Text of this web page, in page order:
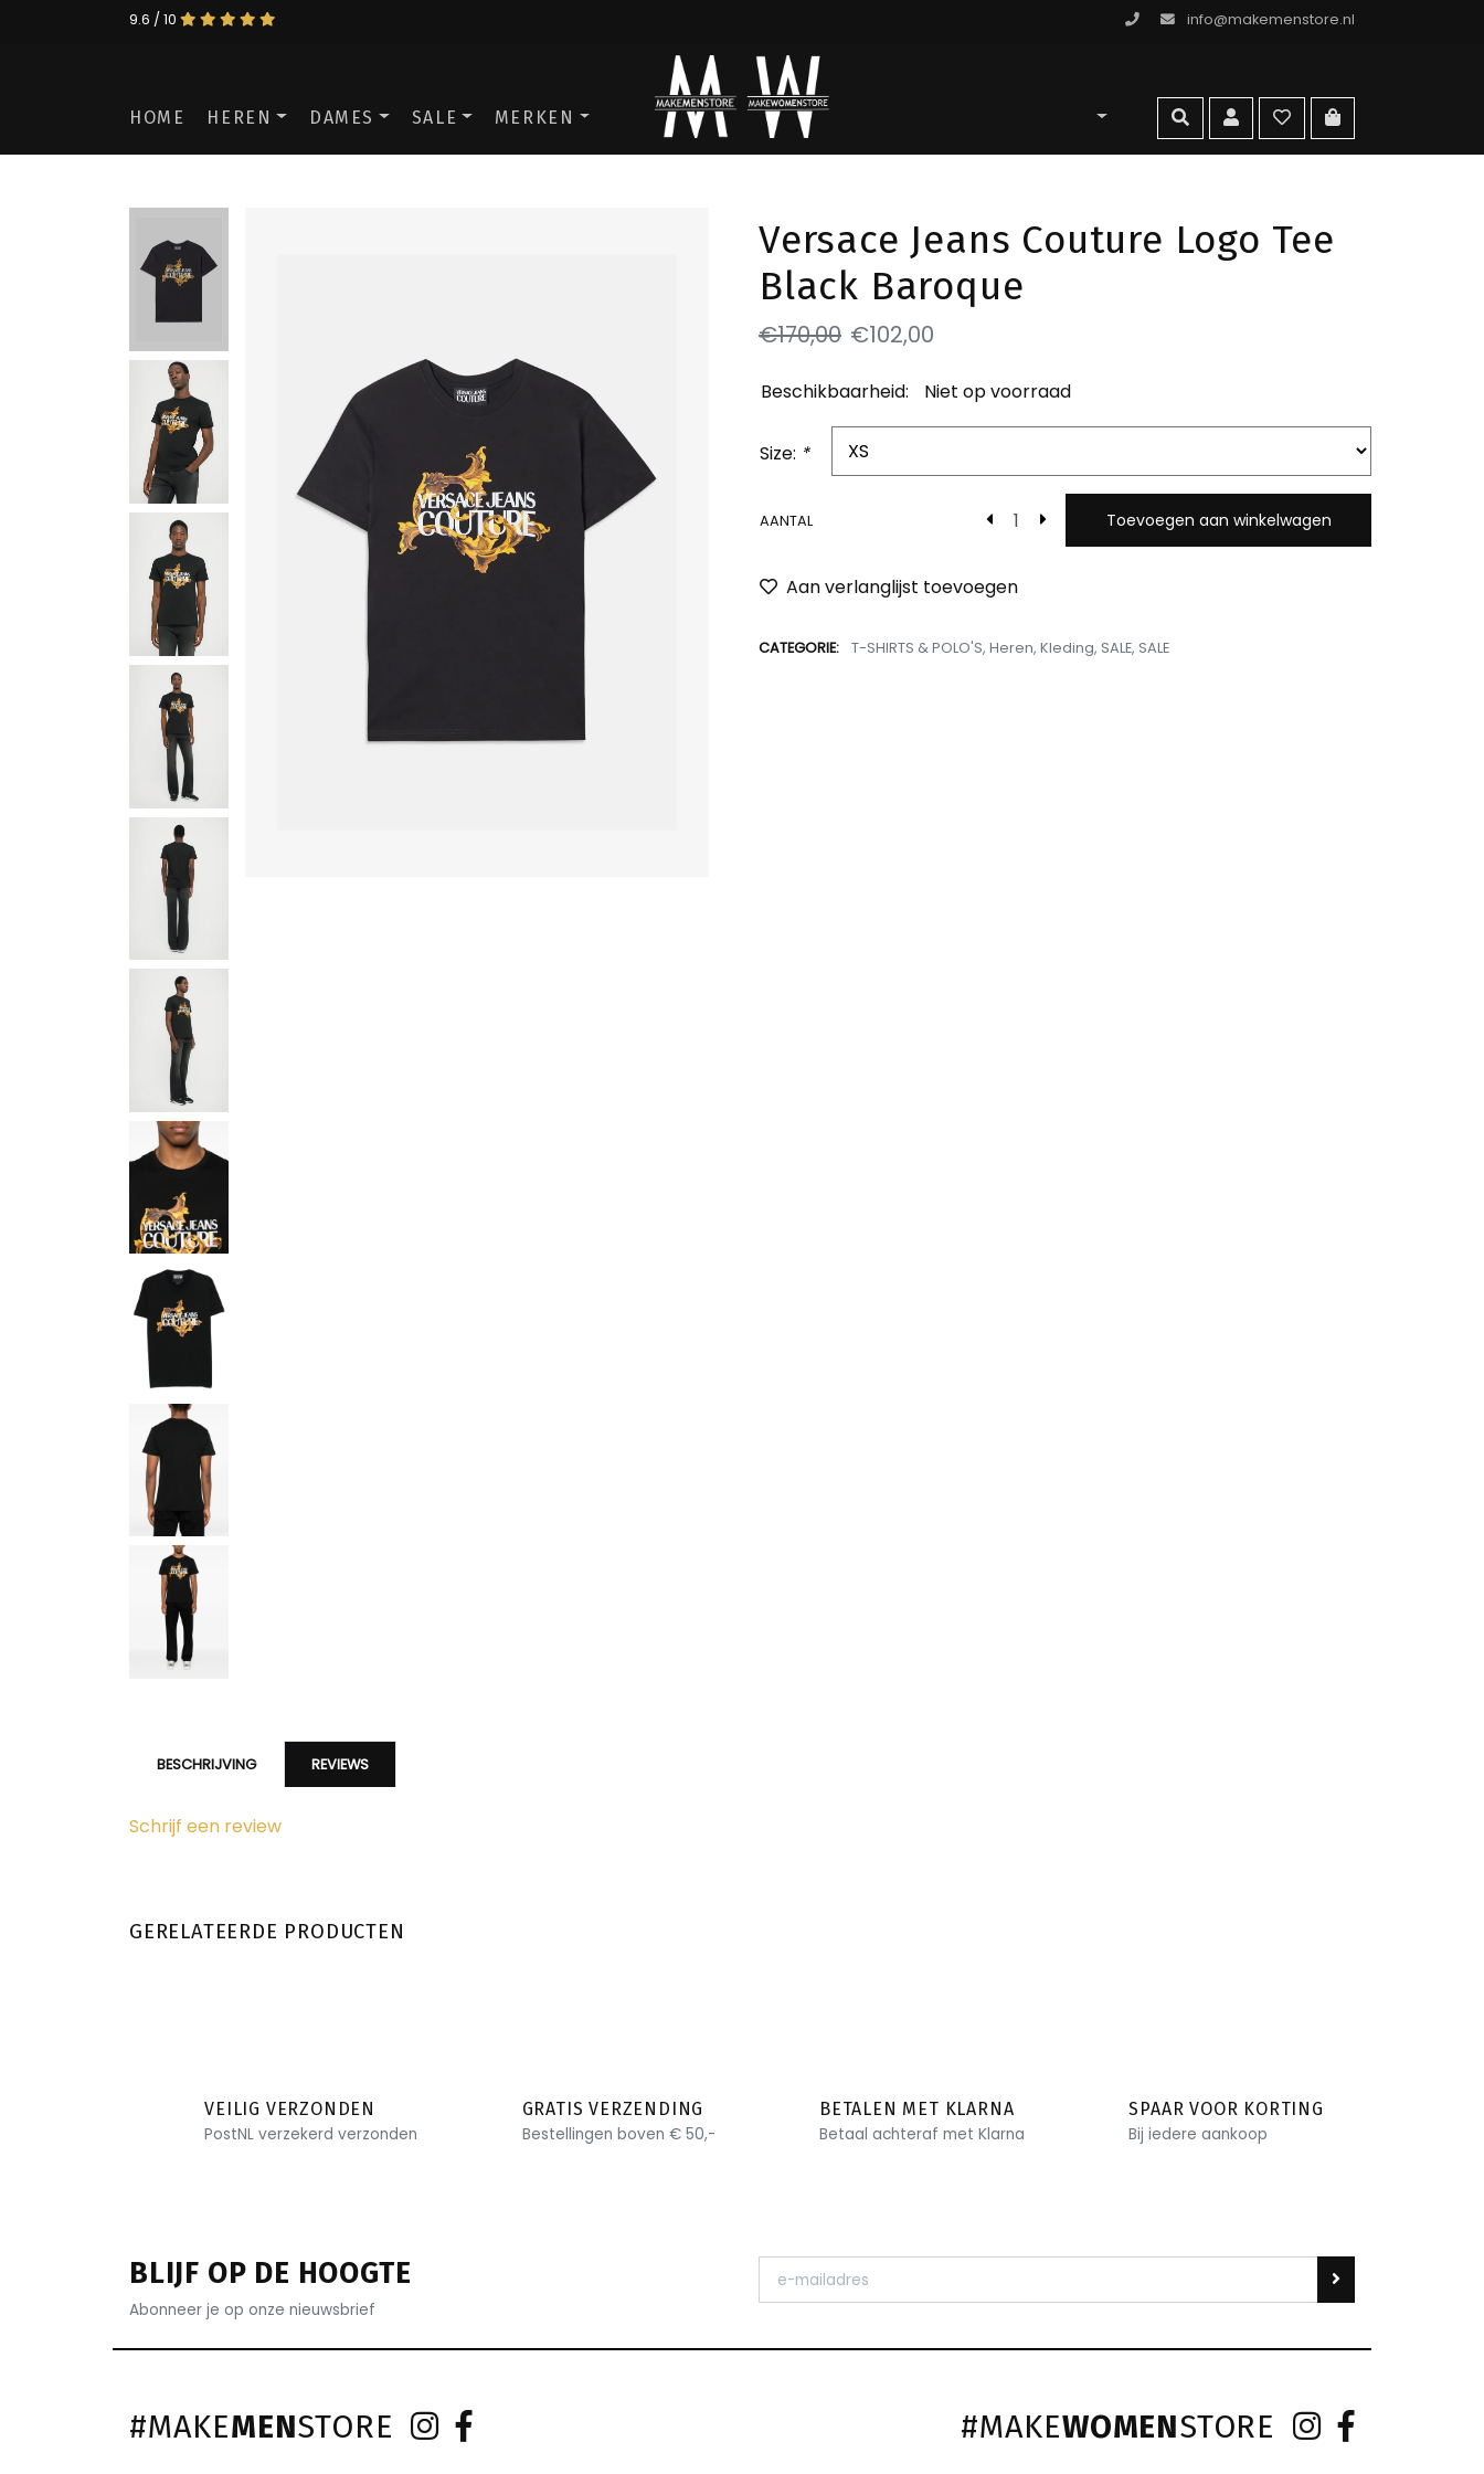
9.6 / 10 info@makemenstore.nl
ga naar de men store
HOME HEREN DAMES SALE MERKEN zoekenaccountwishlistga naar
Versace Jeans Couture Logo Tee
Black Baroque
€170,00 €102,00
Beschikbaarheid: Niet op voorraad
Size: *
AANTAL Toevoegen aan winkelwagen
Aan verlanglijst toevoegen
CATEGORIE: T-SHIRTS & POLO'S, Heren, Kleding, SALE, SALE
BESCHRIJVING REVIEWS
Schrijf een review
GERELATEERDE PRODUCTEN
VEILIG VERZONDEN
PostNL verzekerd verzonden
GRATIS VERZENDING
Bestellingen boven € 50,-
BETALEN MET KLARNA
Betaal achteraf met Klarna
SPAAR VOOR KORTING
Bij iedere aankoop
BLIJF OP DE HOOGTE
Abonneer je op onze nieuwsbrief
#MAKEMENSTORE #MAKEWOMENSTORE